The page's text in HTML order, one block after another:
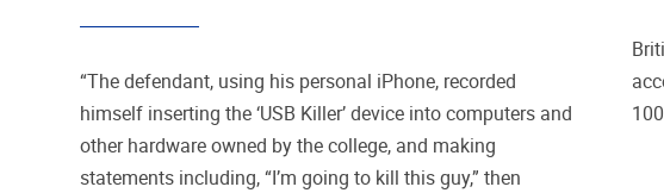
“The defendant, using his personal iPhone, recorded
himself inserting the ‘USB Killer’ device into computers and
other hardware owned by the college, and making
statements including, “I’m going to kill this guy,” then